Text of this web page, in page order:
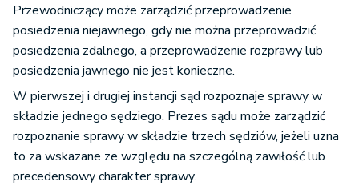
Przewodniczący może zarządzić przeprowadzenie
posiedzenia niejawnego, gdy nie można przeprowadzić
posiedzenia zdalnego, a przeprowadzenie rozprawy lub
posiedzenia jawnego nie jest konieczne.
W pierwszej i drugiej instancji sąd rozpoznaje sprawy w
składzie jednego sędziego. Prezes sądu może zarządzić
rozpoznanie sprawy w składzie trzech sędziów, jeżeli uzna
to za wskazane ze względu na szczególną zawiłość lub
precedensowy charakter sprawy.